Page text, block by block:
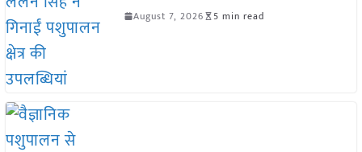
August 7, 2026 5 min read